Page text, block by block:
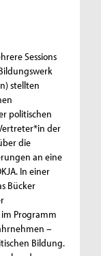
Sessions
stellten
politischen
der
die
an eine
In einer
Bücker
Programm
–
Bildung.